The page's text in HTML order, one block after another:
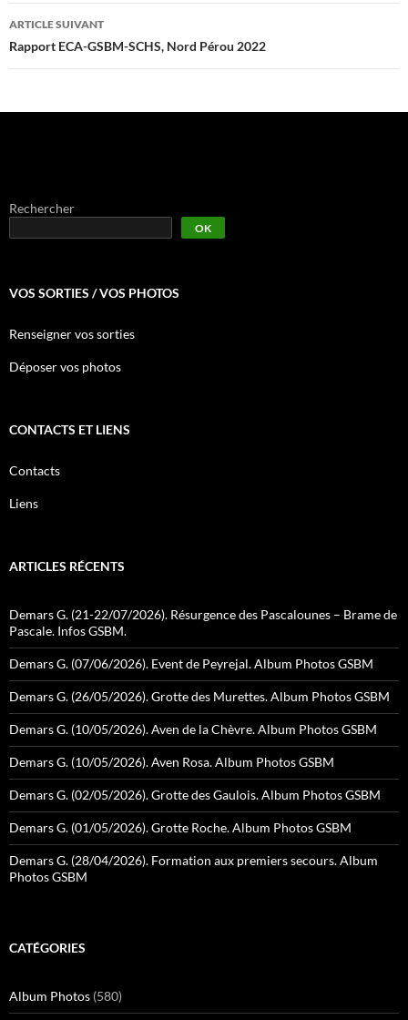
articles
ARTICLE SUIVANT
Rapport ECA-GSBM-SCHS, Nord Pérou 2022
Rechercher
OK
VOS SORTIES / VOS PHOTOS
Renseigner vos sorties
Déposer vos photos
CONTACTS ET LIENS
Contacts
Liens
ARTICLES RÉCENTS
Demars G. (21-22/07/2026). Résurgence des Pascalounes – Brame de
Pascale. Infos GSBM.
Demars G. (07/06/2026). Event de Peyrejal. Album Photos GSBM
Demars G. (26/05/2026). Grotte des Murettes. Album Photos GSBM
Demars G. (10/05/2026). Aven de la Chèvre. Album Photos GSBM
Demars G. (10/05/2026). Aven Rosa. Album Photos GSBM
Demars G. (02/05/2026). Grotte des Gaulois. Album Photos GSBM
Demars G. (01/05/2026). Grotte Roche. Album Photos GSBM
Demars G. (28/04/2026). Formation aux premiers secours. Album
Photos GSBM
CATÉGORIES
Album Photos (580)